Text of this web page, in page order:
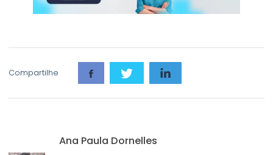
Compartilhe
Ana Paula Dornelles